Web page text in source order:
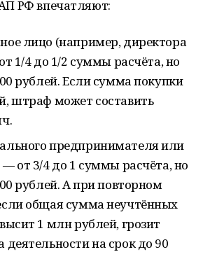
РФ впечатляют:
лицо (например, директора
1/4 до 1/2 суммы расчёта, но
рублей. Если сумма покупки
штраф может составить
предпринимателя или
от 3/4 до 1 суммы расчёта, но
рублей. А при повторном
общая сумма неучтённых
1 млн рублей, грозит
деятельности на срок до 90